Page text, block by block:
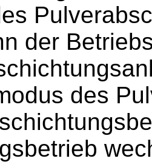
der
des